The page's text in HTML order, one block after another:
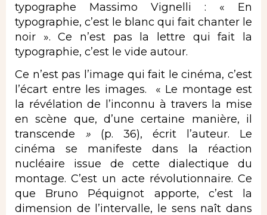
typographe Massimo Vignelli : « En
typographie, c’est le blanc qui fait chanter le
noir ». Ce n’est pas la lettre qui fait la
typographie, c’est le vide autour.
Ce n’est pas l’image qui fait le cinéma, c’est
l’écart entre les images. « Le montage est
la révélation de l’inconnu à travers la mise
en scène que, d’une certaine manière, il
transcende » (p. 36), écrit l’auteur. Le
cinéma se manifeste dans la réaction
nucléaire issue de cette dialectique du
montage. C’est un acte révolutionnaire. Ce
que Bruno Péquignot apporte, c’est la
dimension de l’intervalle, le sens naît dans